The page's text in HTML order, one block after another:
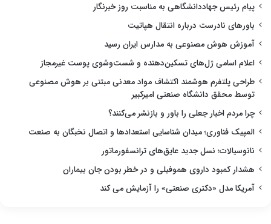
پیام رئیس جهاددانشگاهی به مناسبت روز خبرنگار
باورهای نادرست درباره انتقال هپاتیت
آموزش هوش مصنوعی به مدارس ایران رسید
اعلام اسامی ژل‌های تسکین‌دهنده و شست‌وشوی پوست غیرمجاز
طراحی پلتفرم هوشمند اکتشاف مواد معدنی مبتنی بر هوش مصنوعی
توسط محقق دانشگاه صنعتی امیرکبیر
چرا مردم اخبار جعلی را باور و بازنشر می‌کنند؟
المپیک فناوری؛ میدان شناسایی استعدادها و اتصال نخبگان به صنعت
نانوسیالات؛ نسل جدید عایق‌های ترانسفورماتور
هشدار کمبود داروی هموفیلی و در خطر بودن جان بیماران
آمریکا مدل «دکتری صنعتی» را آزمایش می کند